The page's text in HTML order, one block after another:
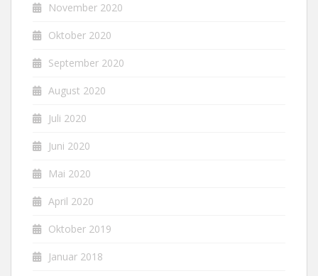
November 2020
Oktober 2020
September 2020
August 2020
Juli 2020
Juni 2020
Mai 2020
April 2020
Oktober 2019
Januar 2018